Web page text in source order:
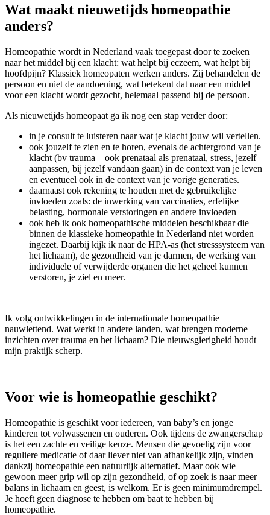
Wat maakt nieuwetijds homeopathie
anders?
Homeopathie wordt in Nederland vaak toegepast door te zoeken
naar het middel bij een klacht: wat helpt bij eczeem, wat helpt bij
hoofdpijn? Klassiek homeopaten werken anders. Zij behandelen de
persoon en niet de aandoening, wat betekent dat naar een middel
voor een klacht wordt gezocht, helemaal passend bij de persoon.
Als nieuwetijds homeopaat ga ik nog een stap verder door:
in je consult te luisteren naar wat je klacht jouw wil vertellen.
ook jouzelf te zien en te horen, evenals de achtergrond van je
klacht (bv trauma – ook prenataal als prenataal, stress, jezelf
aanpassen, bij jezelf vandaan gaan) in de context van je leven
en eventueel ook in de context van je vorige generaties.
daarnaast ook rekening te houden met de gebruikelijke
invloeden zoals: de inwerking van vaccinaties, erfelijke
belasting, hormonale verstoringen en andere invloeden
ook heb ik ook homeopathische middelen beschikbaar die
binnen de klassieke homeopathie in Nederland niet worden
ingezet. Daarbij kijk ik naar de HPA-as (het stresssysteem van
het lichaam), de gezondheid van je darmen, de werking van
individuele of verwijderde organen die het geheel kunnen
verstoren, je ziel en meer.
Ik volg ontwikkelingen in de internationale homeopathie
nauwlettend. Wat werkt in andere landen, wat brengen moderne
inzichten over trauma en het lichaam? Die nieuwsgierigheid houdt
mijn praktijk scherp.
Voor wie is homeopathie geschikt?
Homeopathie is geschikt voor iedereen, van baby’s en jonge
kinderen tot volwassenen en ouderen. Ook tijdens de zwangerschap
is het een zachte en veilige keuze. Mensen die gevoelig zijn voor
reguliere medicatie of daar liever niet van afhankelijk zijn, vinden
dankzij homeopathie een natuurlijk alternatief. Maar ook wie
gewoon meer grip wil op zijn gezondheid, of op zoek is naar meer
balans in lichaam en geest, is welkom. Er is geen minimumdrempel.
Je hoeft geen diagnose te hebben om baat te hebben bij
homeopathie.